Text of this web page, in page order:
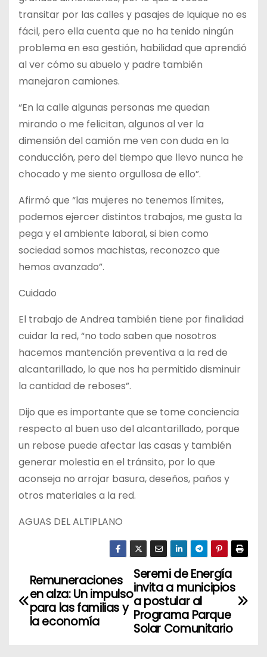
transitar por las calles y pasajes de Iquique no es
fácil, pero ella cuenta que no ha tenido ningún
problema en esa gestión, habilidad que aprendió
al ver cómo su abuelo y padre también
manejaron camiones.
“En la calle algunas personas me quedan
mirando o me felicitan, algunos al ver la
dimensión del camión me ven con duda en la
conducción, pero del tiempo que llevo nunca he
chocado y me siento orgullosa de ello”.
Afirmó que “las mujeres no tenemos límites,
podemos ejercer distintos trabajos, me gusta la
pega y el ambiente laboral, si bien como
sociedad somos machistas, reconozco que
hemos avanzado”.
Cuidado
El trabajo de Andrea también tiene por finalidad
cuidar la red, “no todo saben que nosotros
hacemos mantención preventiva a la red de
alcantarillado, lo que nos ha permitido disminuir
la cantidad de reboses”.
Dijo que es importante que se tome conciencia
respecto al buen uso del alcantarillado, porque
un rebose puede afectar las casas y también
generar molestia en el tránsito, por lo que
aconseja no arrojar basura, deseños, paños y
otros materiales a la red.
AGUAS DEL ALTIPLANO
N
a
Seremi de Energía
invita a municipios
a postular al
Programa Parque
Solar Comunitario
Remuneraciones
en alza: Un impulso
para las familias y
la economía